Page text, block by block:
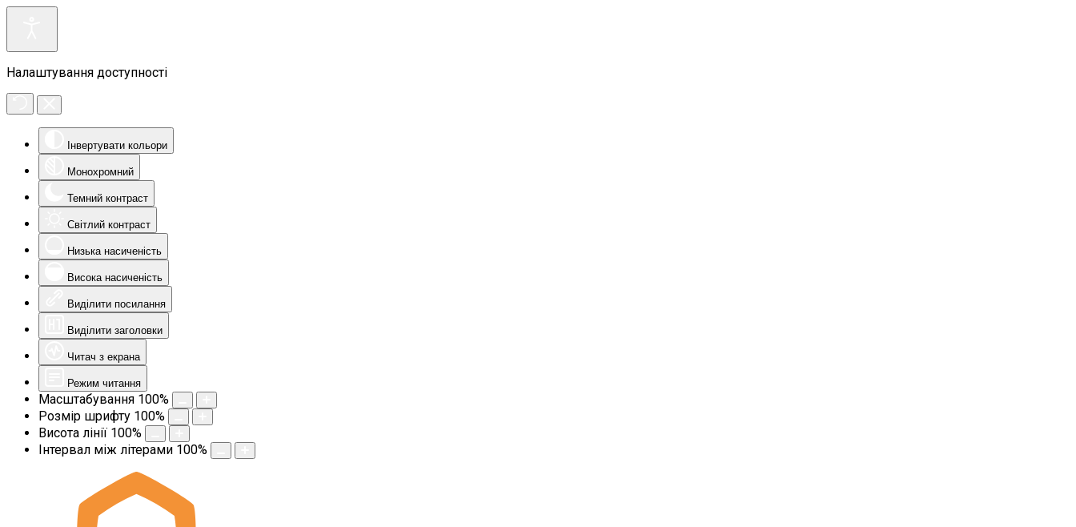
Налаштування доступності
Інвертувати кольори
Монохромний
Темний контраст
Світлий контраст
Низька насиченість
Висока насиченість
Виділити посилання
Виділити заголовки
Читач з екрана
Режим читання
Масштабування 100%
Розмір шрифту 100%
Висота лінії 100%
Інтервал між літерами 100%